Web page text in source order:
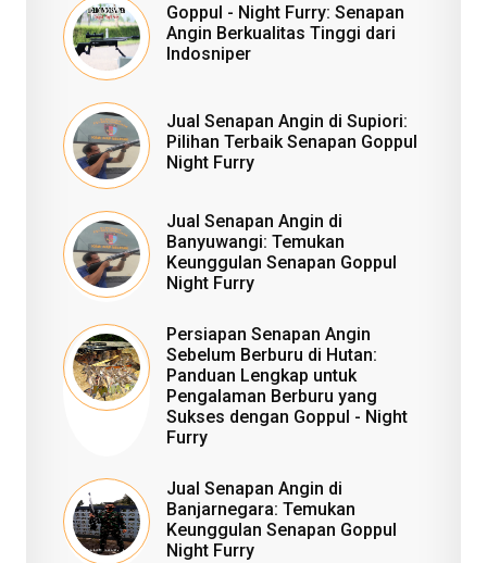
Goppul - Night Furry: Senapan
Angin Berkualitas Tinggi dari
Indosniper
Jual Senapan Angin di Supiori:
Pilihan Terbaik Senapan Goppul
Night Furry
Jual Senapan Angin di
Banyuwangi: Temukan
Keunggulan Senapan Goppul
Night Furry
Persiapan Senapan Angin
Sebelum Berburu di Hutan:
Panduan Lengkap untuk
Pengalaman Berburu yang
Sukses dengan Goppul - Night
Furry
Jual Senapan Angin di
Banjarnegara: Temukan
Keunggulan Senapan Goppul
Night Furry